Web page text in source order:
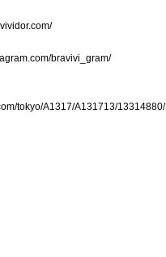
bravivi_gram/
tokyo/A1317/A131713/13314880/